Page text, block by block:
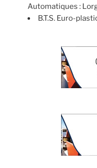
Automatiques :
B.T.S. Euro-